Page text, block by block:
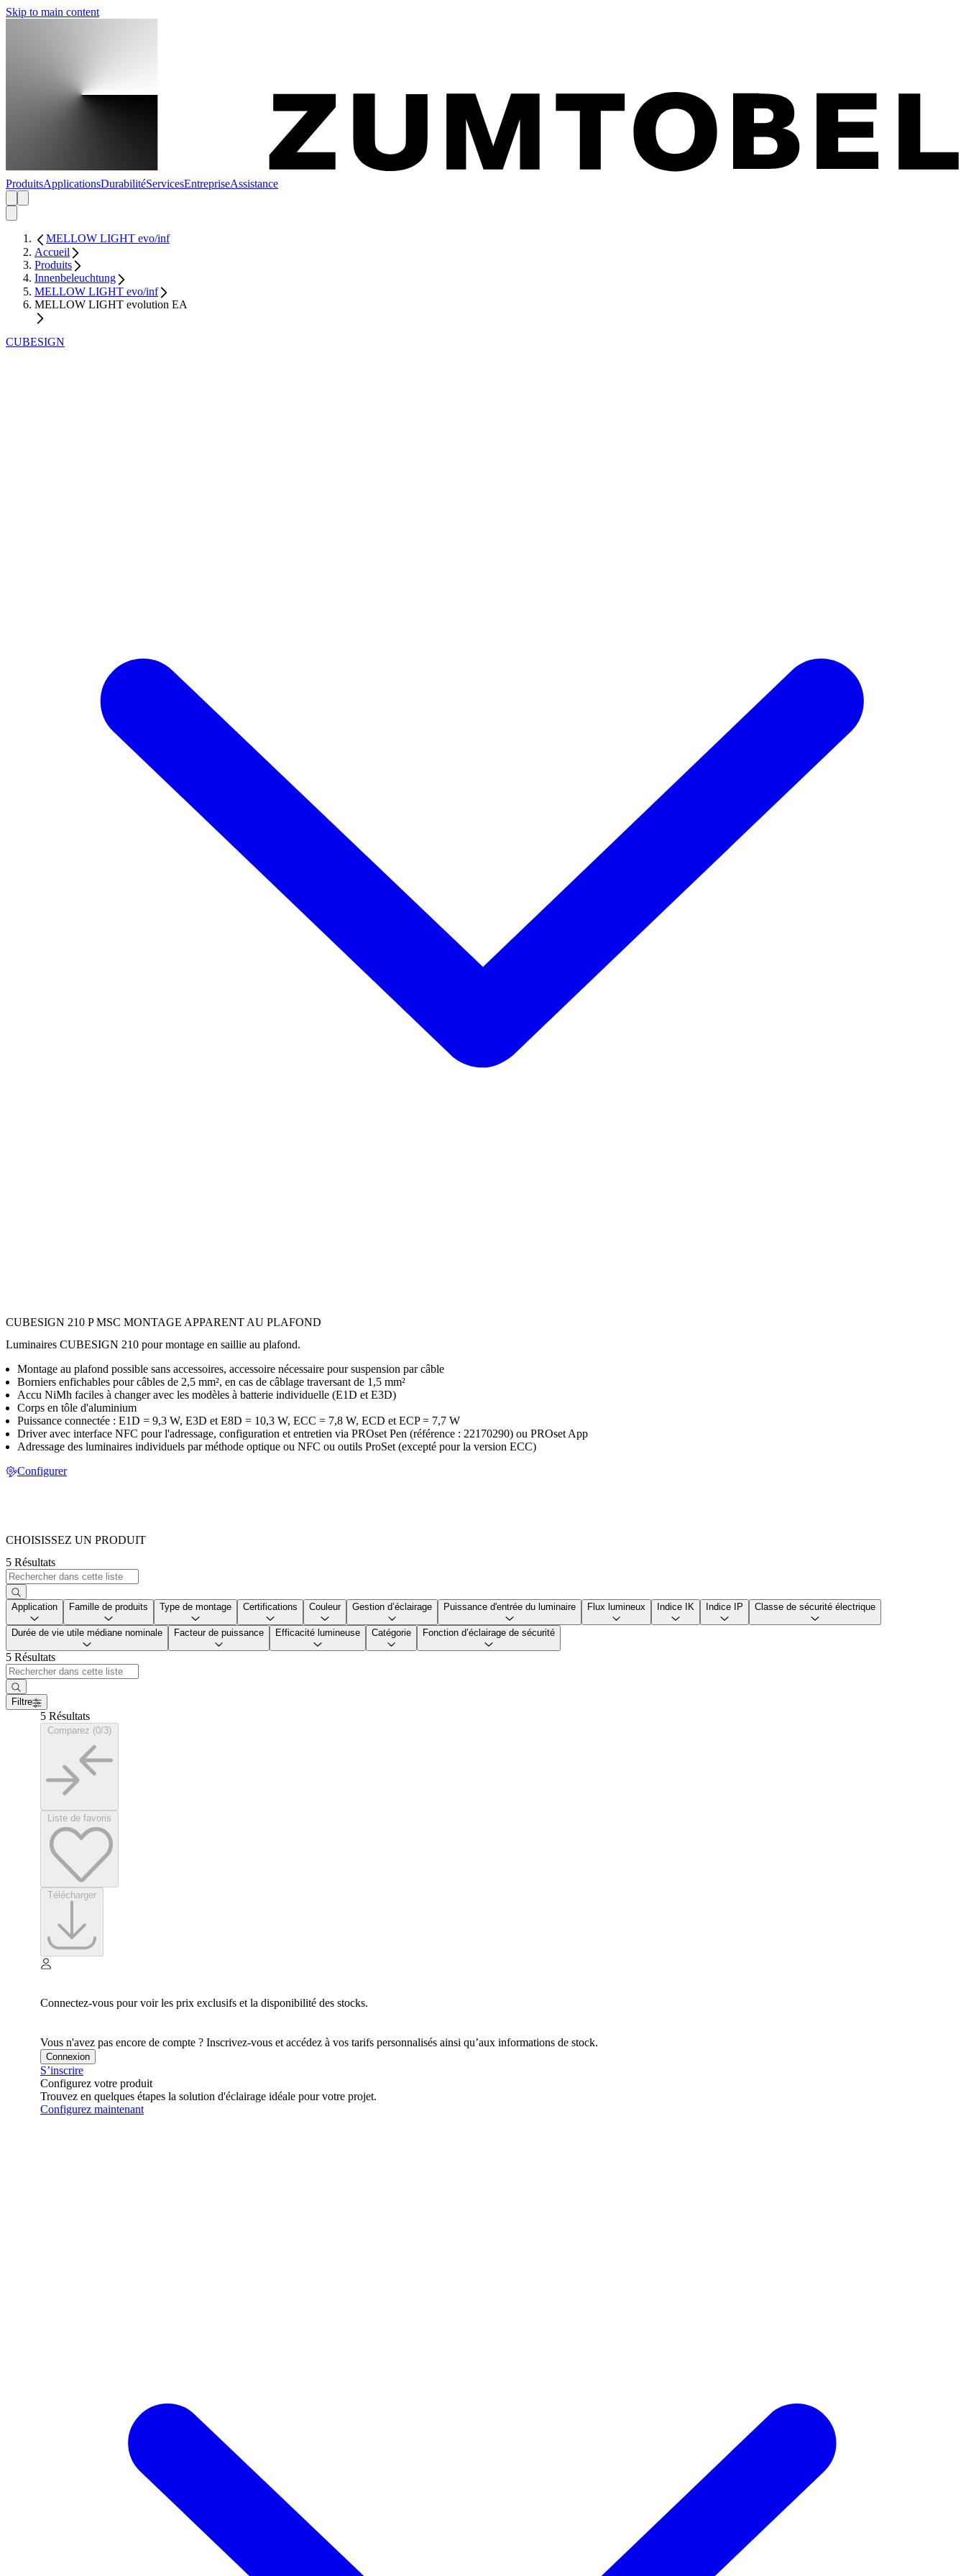
Skip to main content
ProduitsApplicationsDurabilitéServicesEntrepriseAssistance
MELLOW LIGHT evo/inf
Accueil
Produits
Innenbeleuchtung
MELLOW LIGHT evo/inf
MELLOW LIGHT evolution EA
CUBESIGN
CUBESIGN 210 P MSC MONTAGE APPARENT AU PLAFOND
Luminaires CUBESIGN 210 pour montage en saillie au plafond.
Montage au plafond possible sans accessoires, accessoire nécessaire pour suspension par câble
Borniers enfichables pour câbles de 2,5 mm², en cas de câblage traversant de 1,5 mm²
Accu NiMh faciles à changer avec les modèles à batterie individuelle (E1D et E3D)
Corps en tôle d'aluminium
Puissance connectée : E1D = 9,3 W, E3D et E8D = 10,3 W, ECC = 7,8 W, ECD et ECP = 7,7 W
Driver avec interface NFC pour l'adressage, configuration et entretien via PROset Pen (référence : 22170290) ou PROset App
Adressage des luminaires individuels par méthode optique ou NFC ou outils ProSet (excepté pour la version ECC)
Configurer
CHOISISSEZ UN PRODUIT
5 Résultats
Application Famille de produits Type de montage Certifications Couleur Gestion d’éclairage Puissance d'entrée du luminaire Flux lumineux Indice IK Indice IP Classe de sécurité électrique
Durée de vie utile médiane nominale Facteur de puissance Efficacité lumineuse Catégorie Fonction d’éclairage de sécurité
5 Résultats
Filtre
5 Résultats
Connectez-vous pour voir les prix exclusifs et la disponibilité des stocks.
Vous n'avez pas encore de compte ? Inscrivez-vous et accédez à vos tarifs personnalisés ainsi qu’aux informations de stock.
Connexion
S’inscrire
Configurez votre produit
Trouvez en quelques étapes la solution d'éclairage idéale pour votre projet.
Configurez maintenant